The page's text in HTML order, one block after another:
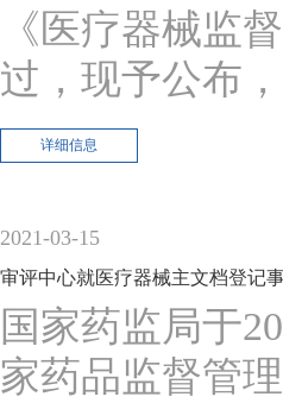
《医疗器械监
过，现予公布
详细信息
2021-03-15
审评中心就医疗器械主文档登记
国家药监局于
家药品监督管